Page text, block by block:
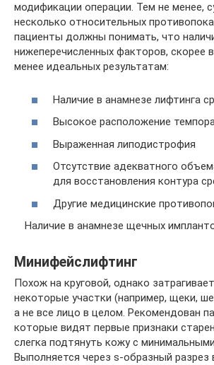
модификации операции. Тем не менее,
несколько относительных
пациенты должны понимать, что
нижеперечисленных факторов, скорее
менее идеальных результатам:
Наличие в анамнезе лифтинга
Высокое расположение
Выраженная липодистрофия
Отсутствие адекватного
для восстановления контура
Другие медицинские
Наличие в анамнезе щечных
Минифейслифтинг
Похож на круговой, однако
некоторые участки (например, щеки,
а не все лицо в целом. Рекомендован
которые видят первые признаки
слегка подтянуть кожу с
Выполняется через s-образный разрез